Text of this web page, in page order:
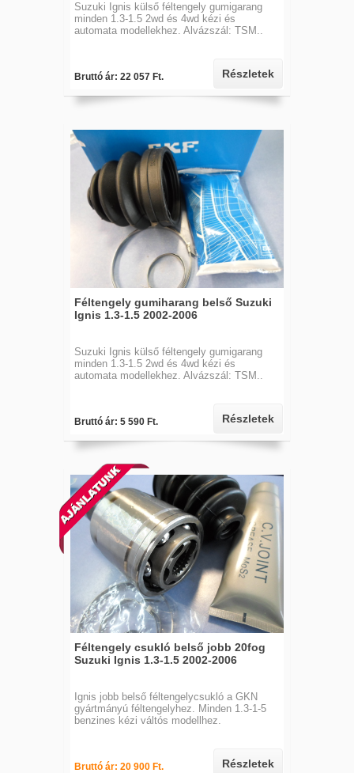
Suzuki Ignis külső féltengely gumigarang
minden 1.3-1.5 2wd és 4wd kézi és
automata modellekhez. Alvázszál: TSM..
Bruttó ár: 22 057 Ft. Részletek
Féltengely gumiharang belső Suzuki
Ignis 1.3-1.5 2002-2006
Suzuki Ignis külső féltengely gumigarang
minden 1.3-1.5 2wd és 4wd kézi és
automata modellekhez. Alvázszál: TSM..
Bruttó ár: 5 590 Ft. Részletek
Féltengely csukló belső jobb 20fog
Suzuki Ignis 1.3-1.5 2002-2006
Ignis jobb belső féltengelycsukló a GKN
gyártmányú féltengelyhez. Minden 1.3-1-5
benzines kézi váltós modellhez.
Bruttó ár: 20 900 Ft. Részletek